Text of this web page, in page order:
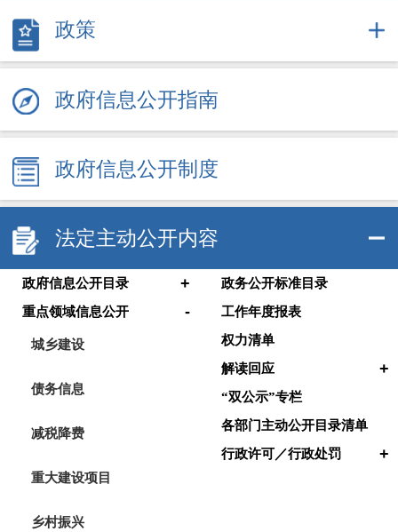
政策
政府信息公开指南
政府信息公开制度
法定主动公开内容
政府信息公开目录 +
政务公开标准目录
重点领域信息公开
-
城乡建设
债务信息
减税降费
重大建设项目
乡村振兴
工作年度报表
权力清单
解读回应
+
“双公示”专栏
各部门主动公开目录清单
行政许可／行政处罚
+